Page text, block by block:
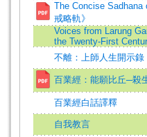
The Concise
戒略軌》
Voices from Larung
the Twenty-First
不離：上師人生開示錄
百業經：能願比丘─殺
百業經白話譯釋
自我教言